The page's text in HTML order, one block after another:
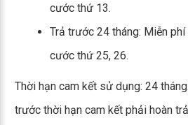
cước thứ 13.
Trả trước 24 tháng: Miễn
cước thứ 25, 26.
Thời hạn cam kết sử dụng: 24
trước thời hạn cam kết phải hoàn